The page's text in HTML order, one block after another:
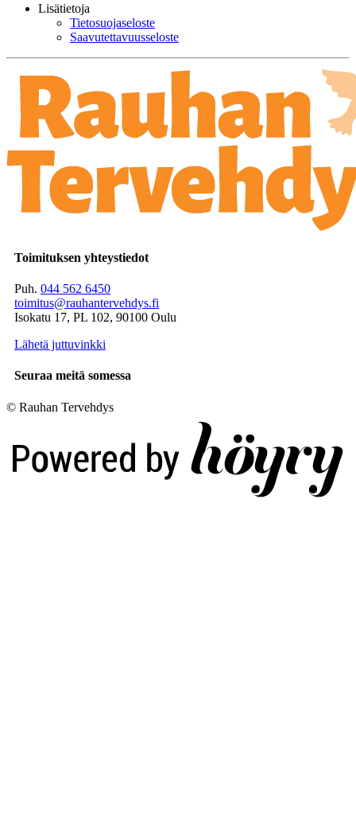
Lisätietoja
Tietosuojaseloste
Saavutettavuusseloste
Toimituksen yhteystiedot
Puh. 044 562 6450
toimitus@rauhantervehdys.fi
Isokatu 17, PL 102, 90100 Oulu
Lähetä juttuvinkki
Seuraa meitä somessa
© Rauhan Tervehdys